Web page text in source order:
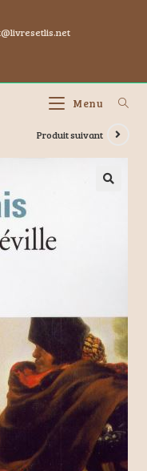
Menu
Produit suivant